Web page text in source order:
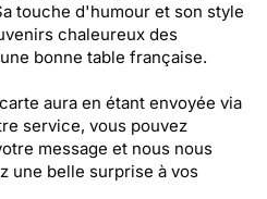
touche d'humour et son style
chaleureux des
bonne table française.
aura en étant envoyée via
service, vous pouvez
message et nous nous
une belle surprise à vos